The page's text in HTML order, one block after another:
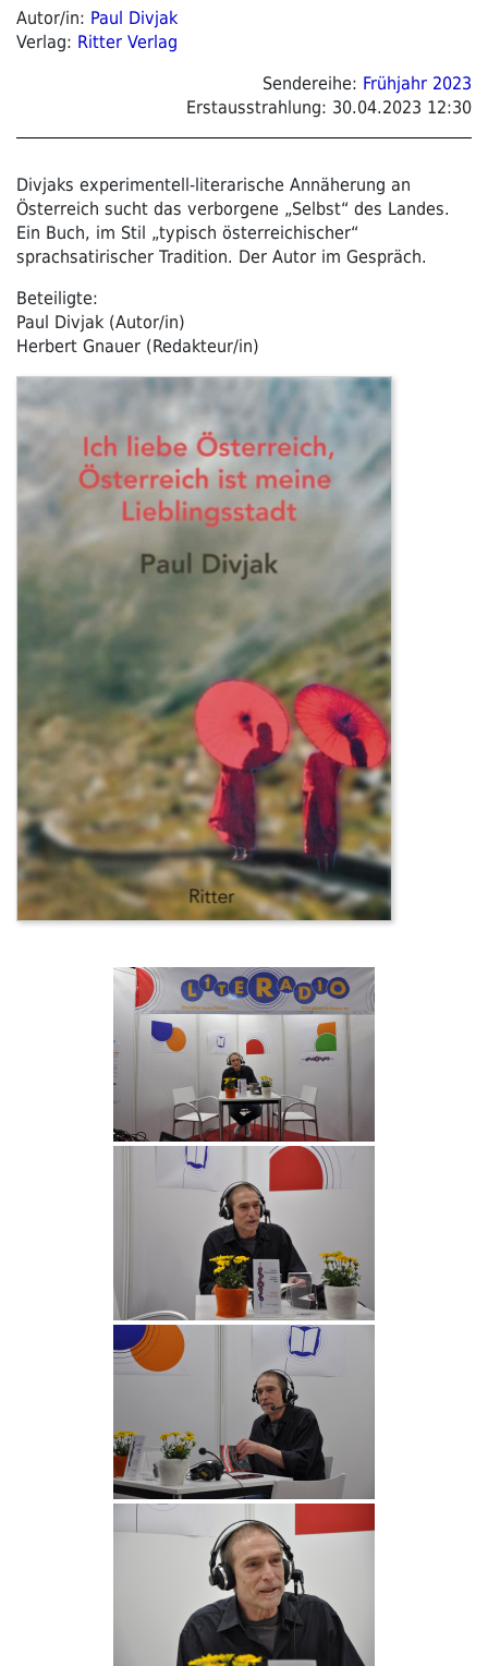
Autor/in: Paul Divjak
Verlag: Ritter Verlag
Sendereihe: Frühjahr 2023
Erstausstrahlung: 30.04.2023 12:30
Divjaks experimentell-literarische Annäherung an
Österreich sucht das verborgene „Selbst“ des Landes.
Ein Buch, im Stil „typisch österreichischer“
sprachsatirischer Tradition. Der Autor im Gespräch.
Beteiligte:
Paul Divjak (Autor/in)
Herbert Gnauer (Redakteur/in)